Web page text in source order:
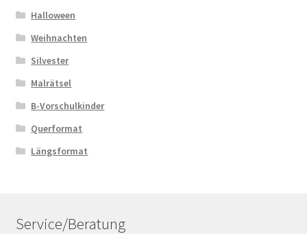
Halloween
Weihnachten
Silvester
Malrätsel
B-Vorschulkinder
Querformat
Längsformat
Service/Beratung